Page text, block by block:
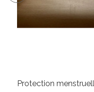
Protection